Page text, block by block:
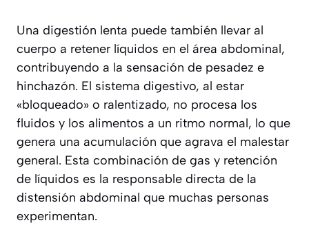
Una digestión lenta puede también llevar al
cuerpo a retener líquidos en el área abdominal,
contribuyendo a la sensación de pesadez e
hinchazón. El sistema digestivo, al estar
«bloqueado» o ralentizado, no procesa los
fluidos y los alimentos a un ritmo normal, lo que
genera una acumulación que agrava el malestar
general. Esta combinación de gas y retención
de líquidos es la responsable directa de la
distensión abdominal que muchas personas
experimentan.